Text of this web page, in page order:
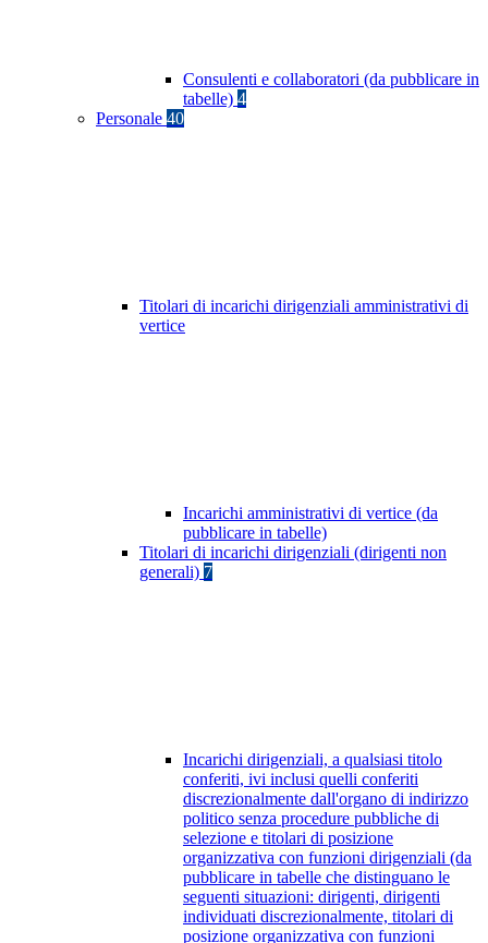
Consulenti e collaboratori (da pubblicare in
tabelle) 4
Personale 40
Titolari di incarichi dirigenziali amministrativi di
vertice
Incarichi amministrativi di vertice (da
pubblicare in tabelle)
Titolari di incarichi dirigenziali (dirigenti non
generali) 7
Incarichi dirigenziali, a qualsiasi titolo
conferiti, ivi inclusi quelli conferiti
discrezionalmente dall'organo di indirizzo
politico senza procedure pubbliche di
selezione e titolari di posizione
organizzativa con funzioni dirigenziali (da
pubblicare in tabelle che distinguano le
seguenti situazioni: dirigenti, dirigenti
individuati discrezionalmente, titolari di
posizione organizzativa con funzioni